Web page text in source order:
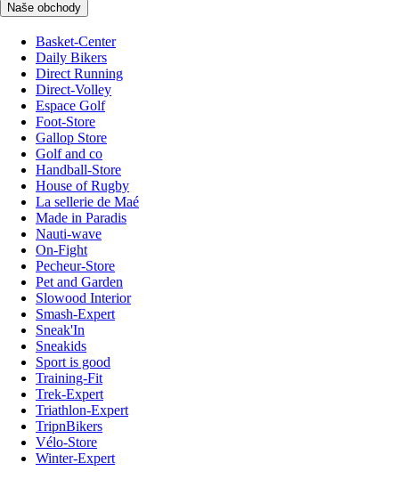
Naše obchody
Basket-Center
Daily Bikers
Direct Running
Direct-Volley
Espace Golf
Foot-Store
Gallop Store
Golf and co
Handball-Store
House of Rugby
La sellerie de Maé
Made in Paradis
Nauti-wave
On-Fight
Pecheur-Store
Pet and Garden
Slowood Interior
Smash-Expert
Sneak'In
Sneakids
Sport is good
Training-Fit
Trek-Expert
Triathlon-Expert
TripnBikers
Vélo-Store
Winter-Expert